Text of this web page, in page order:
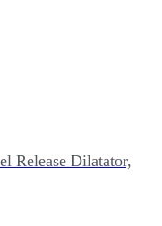
Release Dilatator,